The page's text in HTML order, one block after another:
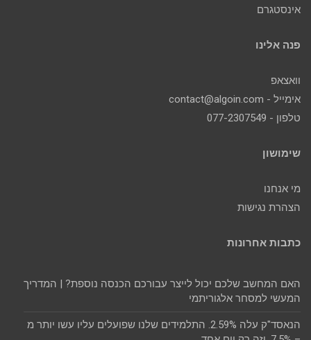
אינסטגרם
פנה אלינו
וואצאפ
אימייל - contact@algoin.com
טלפון - 077-2307549
שימושון
מי אנחנו
הצהרת נגישות
כתבות אחרונות
האם המחשב שלכם יכול לייצר עבורכם הכנסה נוספת? | המדריך
המעשי למסחר אלגוריתמי
הנאסד"ק עלה 2.59%. התלמידים שלנו שפועלים עליו עשו יותר מ